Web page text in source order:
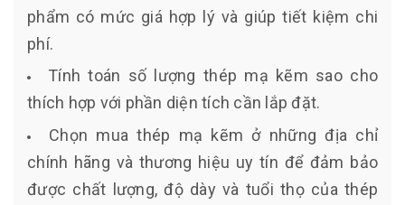
phẩm có mức giá hợp lý và giúp tiết kiệm chi
phí.
Tính toán số lượng thép mạ kẽm sao cho
thích hợp với phần diện tích cần lắp đặt.
Chọn mua thép mạ kẽm ở những địa chỉ
chính hãng và thương hiệu uy tín để đảm bảo
được chất lượng, độ dày và tuổi thọ của thép